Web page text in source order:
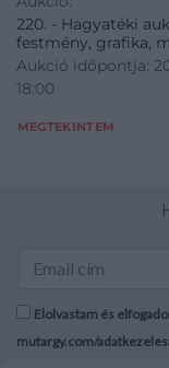
220. - Hagyatéki
festmény, grafika,
Aukció időpontja:
18:00
MEGTEKINTEM
Elolvastam és
mutargy.com/